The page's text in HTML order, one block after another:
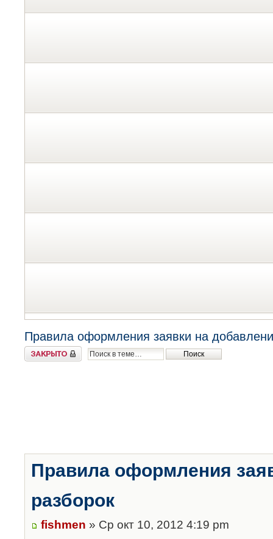
Правила оформления заявки на
Закрыто
Правила оформления
разборок
fishmen » Ср окт 10, 2012 4:19 pm